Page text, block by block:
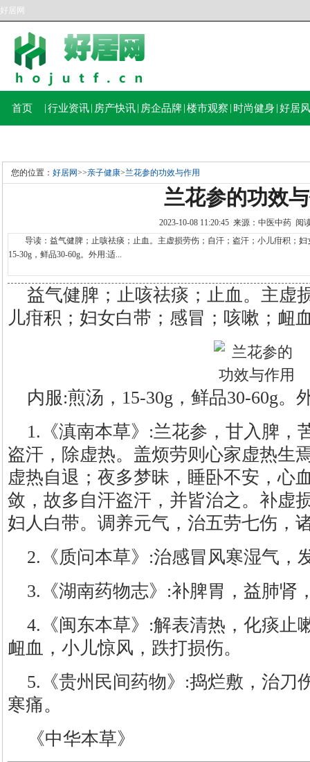
好居网
首页 行业资讯 房产快讯 房企品牌 楼市观察 时尚健身 好居
您的位置： 好居网>>亲子健康>兰花参的功效与作用
兰花参的功效
2023-10-08 11:20:45 来源：中医中药
导读：益气健脾；止咳祛痰；止血。主虚损劳伤；自汗；盗汗；小儿疳积；妇
15-30g，鲜品30-60g。外用:适...
益气健脾；止咳祛痰；止血。主虚
儿疳积；妇女白带；感冒；咳嗽；衄
内服:煎汤，15-30g，鲜品30-60g。
1.《滇南本草》:兰花参，甘入脾，
盗汗，除虚热。盖烦劳则心家虚热生
虚热自退；夜多梦昧，睡卧不安，心
敛，故多自汗盗汗，并皆治之。补虚
妇人白带。调养元气，治五劳七伤，
2.《质问本草》:治感冒风寒湿气，
3.《湖南药物志》:补脾胃，益肺肾
4.《闽东本草》:解表清热，化痰止
衄血，小儿惊风，跌打损伤。
5.《贵州民间药物》:捣烂敷，治刀
寒痛。
《中华本草》